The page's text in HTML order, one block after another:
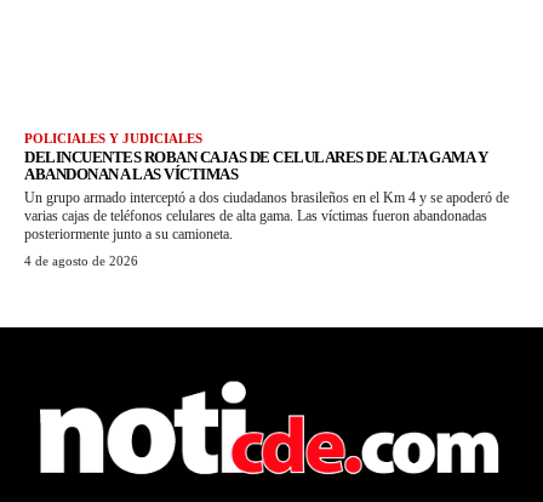
POLICIALES Y JUDICIALES
DELINCUENTES ROBAN CAJAS DE CELULARES DE ALTA GAMA Y
ABANDONAN A LAS VÍCTIMAS
Un grupo armado interceptó a dos ciudadanos brasileños en el Km 4 y se apoderó de
varias cajas de teléfonos celulares de alta gama. Las víctimas fueron abandonadas
posteriormente junto a su camioneta.
4 de agosto de 2026